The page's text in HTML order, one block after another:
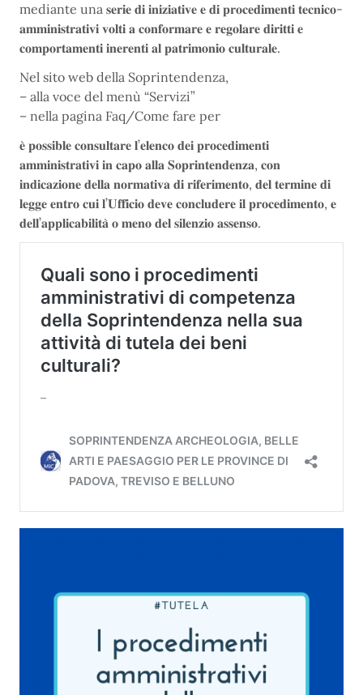
mediante una 𝐬𝐞𝐫𝐢𝐞 𝐝𝐢 𝐢𝐧𝐢𝐳𝐢𝐚𝐭𝐢𝐯𝐞 𝐞 𝐝𝐢 𝐩𝐫𝐨𝐜𝐞𝐝𝐢𝐦𝐞𝐧𝐭𝐢 𝐭𝐞𝐜𝐧𝐢𝐜𝐨-
𝐚𝐦𝐦𝐢𝐧𝐢𝐬𝐭𝐫𝐚𝐭𝐢𝐯𝐢 𝐯𝐨𝐥𝐭𝐢 𝐚 𝐜𝐨𝐧𝐟𝐨𝐫𝐦𝐚𝐫𝐞 𝐞 𝐫𝐞𝐠𝐨𝐥𝐚𝐫𝐞 𝐝𝐢𝐫𝐢𝐭𝐭𝐢 𝐞
𝐜𝐨𝐦𝐩𝐨𝐫𝐭𝐚𝐦𝐞𝐧𝐭𝐢 𝐢𝐧𝐞𝐫𝐞𝐧𝐭𝐢 𝐚𝐥 𝐩𝐚𝐭𝐫𝐢𝐦𝐨𝐧𝐢𝐨 𝐜𝐮𝐥𝐭𝐮𝐫𝐚𝐥𝐞.
Nel sito web della Soprintendenza,
– alla voce del menù “Servizi”
– nella pagina Faq/Come fare per
𝐞̀ 𝐩𝐨𝐬𝐬𝐢𝐛𝐥𝐞 𝐜𝐨𝐧𝐬𝐮𝐥𝐭𝐚𝐫𝐞 𝐥’𝐞𝐥𝐞𝐧𝐜𝐨 𝐝𝐞𝐢 𝐩𝐫𝐨𝐜𝐞𝐝𝐢𝐦𝐞𝐧𝐭𝐢
𝐚𝐦𝐦𝐢𝐧𝐢𝐬𝐭𝐫𝐚𝐭𝐢𝐯𝐢 𝐢𝐧 𝐜𝐚𝐩𝐨 𝐚𝐥𝐥𝐚 𝐒𝐨𝐩𝐫𝐢𝐧𝐭𝐞𝐧𝐝𝐞𝐧𝐳𝐚, 𝐜𝐨𝐧
𝐢𝐧𝐝𝐢𝐜𝐚𝐳𝐢𝐨𝐧𝐞 𝐝𝐞𝐥𝐥𝐚 𝐧𝐨𝐫𝐦𝐚𝐭𝐢𝐯𝐚 𝐝𝐢 𝐫𝐢𝐟𝐞𝐫𝐢𝐦𝐞𝐧𝐭𝐨, 𝐝𝐞𝐥 𝐭𝐞𝐫𝐦𝐢𝐧𝐞 𝐝𝐢
𝐥𝐞𝐠𝐠𝐞 𝐞𝐧𝐭𝐫𝐨 𝐜𝐮𝐢 𝐥’𝐔𝐟𝐟𝐢𝐜𝐢𝐨 𝐝𝐞𝐯𝐞 𝐜𝐨𝐧𝐜𝐥𝐮𝐝𝐞𝐫𝐞 𝐢𝐥 𝐩𝐫𝐨𝐜𝐞𝐝𝐢𝐦𝐞𝐧𝐭𝐨, 𝐞
𝐝𝐞𝐥𝐥’𝐚𝐩𝐩𝐥𝐢𝐜𝐚𝐛𝐢𝐥𝐢𝐭𝐚̀ 𝐨 𝐦𝐞𝐧𝐨 𝐝𝐞𝐥 𝐬𝐢𝐥𝐞𝐧𝐳𝐢𝐨 𝐚𝐬𝐬𝐞𝐧𝐬𝐨.